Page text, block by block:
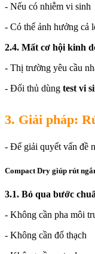
- Nếu có nhiễm vi
- Có thể ảnh hưởng cả
2.4. Mất cơ hội kinh
- Thị trường yêu cầu
- Đối thủ dùng test vi
3. Giải pháp:
- Để giải quyết vấn đề
Compact Dry giúp rút
3.1. Bỏ qua bước
- Không cần pha môi
- Không cần đổ thạch